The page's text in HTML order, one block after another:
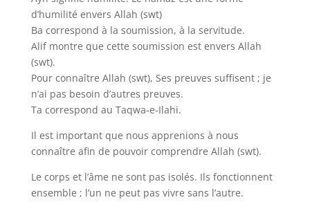
d’humilité envers Allah (swt)
Ba correspond à la soumission, à la servitude.
Alif montre que cette soumission est envers Allah
(swt).
Pour connaître Allah (swt), Ses preuves suffisent ; je
n’ai pas besoin d’autres preuves.
Ta correspond au Taqwa-e-Ilahi.
Il est important que nous apprenions à nous
connaître afin de pouvoir comprendre Allah (swt).
Le corps et l’âme ne sont pas isolés. Ils fonctionnent
ensemble ; l’un ne peut pas vivre sans l’autre.